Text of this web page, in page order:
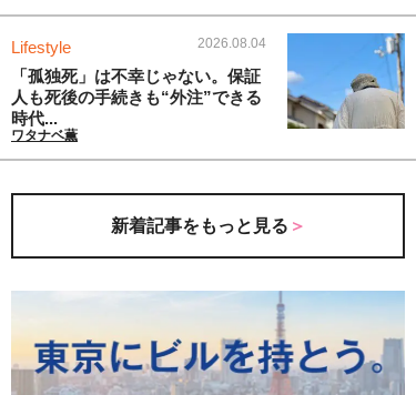
Lifestyle 2026.08.04
「孤独死」は不幸じゃない。保証
人も死後の手続きも“外注”できる
時代...
ワタナベ薫
新着記事をもっと見る